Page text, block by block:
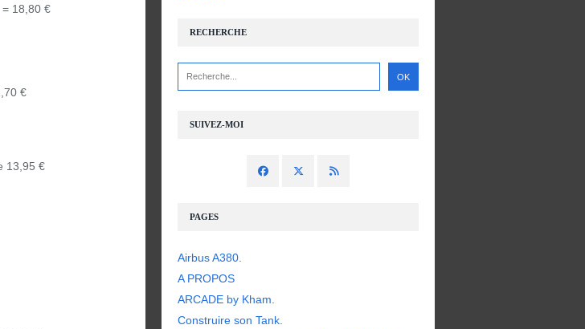
18,80 €
€
13,95 €
SUIVEZ-MOI
RECHERCHE
PAGES
Airbus A380.
A PROPOS
ARCADE by Kham.
Construire son Tank.